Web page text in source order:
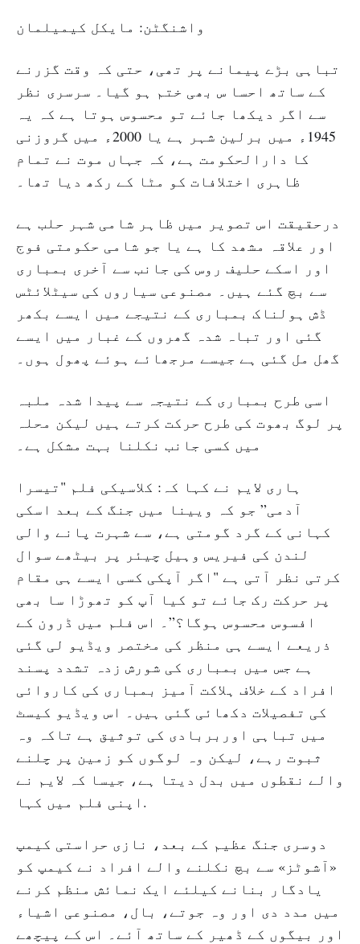
واشنگٹن: مايكل كيميلمان
تباہی بڑے پیمانے پر تھی، حتی کہ وقت گزرنے
کے ساتھ احسا س بھی ختم ہو گیا۔ سرسری نظر
سے اگر دیکھا جائے تو محسوس ہوتا ہے کہ یہ
1945ء میں برلین شہر ہے یا 2000ء میں گروزنی
کا دارالحکومت ہے، کہ جہاں موت نے تمام
ظاہری اختلافات کو مٹا کے رکھ دیا تھا۔
درحقیقت اس تصویر میں ظاہر شامی شہر حلب ہے
اور علاقہ مشھد کا ہے یا جو شامی حکومتی فوج
اور اسکے حلیف روس کی جانب سے آخری بمباری
سے بچ گئے ہیں۔ مصنوعی سیاروں کی سیٹلائٹس
ڈش ہولناک بمباری کے نتیجے میں ایسے بکھر
گئی اور تباہ شدہ گھروں کے غبار میں ایسے
گھل مل گئی ہے جیسے مرجھائے ہوئے پھول ہوں۔
اسی طرح بمباری کے نتیجہ سے پیدا شدہ ملبہ
پر لوگ بھوت کی طرح حرکت کرتے ہیں لیکن محلہ
میں کسی جانب نکلنا بہت مشکل ہے۔
ہاری لایم نے کہا کہ: کلاسیکی فلم "تیسرا
آدمی” جو کہ ویینا میں جنگ کے بعد اسکی
کہانی کے گرد گومتی ہے، سے شہرت پانے والی
لندن کی فیریس وہیل چیئر پر بیٹھے سوال
کرتی نظر آتی ہے "اگر آپکی کسی ایسے ہی مقام
پر حرکت رک جائے تو کیا آپ کو تھوڑا سا بھی
افسوس محسوس ہوگا؟”۔ اس فلم میں ڈرون کے
ذریعے ایسے ہی منظر کی مختصر ویڈیو لی گئی
ہے جس میں بمباری کی شورش زدہ تشدد پسند
افراد کے خلاف ہلاکت آمیز بمباری کی کاروائی
کی تفصیلات دکھائی گئی ہیں۔ اس ویڈیو کیسٹ
میں تباہی اوربربادی کی توثیق ہے تاکہ وہ
ثبوت رہے، لیکن وہ لوگوں کو زمین پر چلنے
والے نقطوں میں بدل دیتا ہے، جیسا کہ لایم نے
اپنی فلم میں کہا.
دوسری جنگ عظیم کے بعد، نازی حراستی کیمپ
«آشوٹز» سے بچ نکلنے والے افراد نے کیمپ کو
یادگار بنانے کیلئے ایک نمائش منظم کرنے
میں مدد دی اور وہ جوتے، بال، مصنوعی اشیاء
اور بیگوں کے ڈھیر کے ساتھ آئے۔ اس کے پیچھے